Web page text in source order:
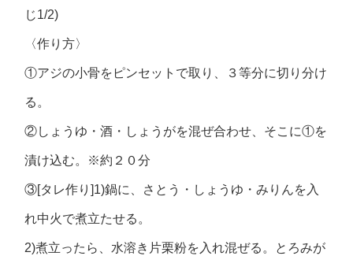
じ1/2)
〈作り方〉
①アジの小骨をピンセットで取り、３等分に切り分け
る。
②しょうゆ・酒・しょうがを混ぜ合わせ、そこに①を
漬け込む。※約２０分
③[タレ作り]1)鍋に、さとう・しょうゆ・みりんを入
れ中火で煮立たせる。
2)煮立ったら、水溶き片栗粉を入れ混ぜる。とろみが